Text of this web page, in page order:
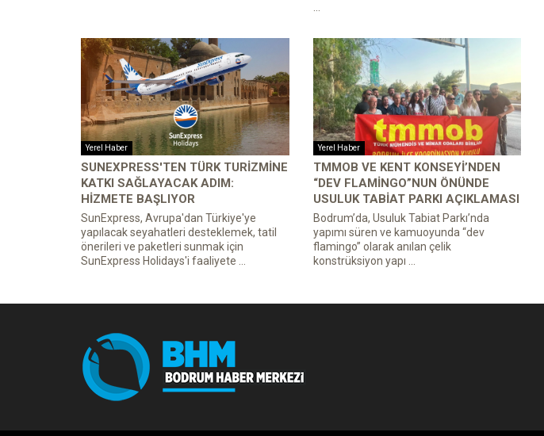
Yerel Haber
SUNEXPRESS'TEN TÜRK TURIZMINE
KATKI SAĞLAYACAK ADIM:
HIZMETE BAŞLIYOR
SunExpress, Avrupa'dan Türkiye'ye
yapılacak seyahatleri desteklemek, tatil
önerileri ve paketleri sunmak için
SunExpress Holidays'i faaliyete ...
Yerel Haber
TMMOB VE KENT KONSEYI’NDEN
“DEV FLAMINGO”NUN ÖNÜNDE
USULUK TABIAT PARKI AÇIKLAMASI
Bodrum’da, Usuluk Tabiat Parkı’nda
yapımı süren ve kamuoyunda “dev
flamingo” olarak anılan çelik
konstrüksiyon yapı ...